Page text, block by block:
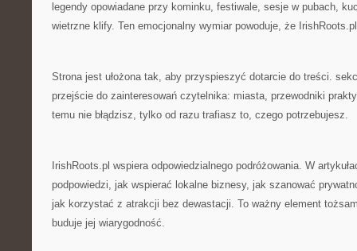
legendy opowiadane przy kominku, festiwale, sesje w pubach,
wietrzne klify. Ten emocjonalny wymiar powoduje, że
Strona jest ułożona tak, aby przyspieszyć dotarcie do treści.
przejście do zainteresowań czytelnika: miasta, przewodniki
temu nie błądzisz, tylko od razu trafiasz to, czego potrzebujesz.
IrishRoots.pl wspiera odpowiedzialnego podróżowania. W
podpowiedzi, jak wspierać lokalne biznesy, jak szanować
jak korzystać z atrakcji bez dewastacji. To ważny element
buduje jej wiarygodność.